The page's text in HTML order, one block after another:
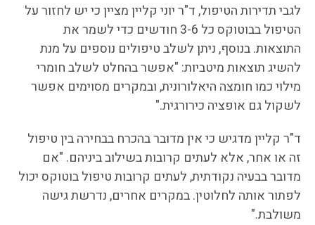
לגבי תדירות הטיפול, ד"ר יוני קליין מציין כי יש לחזור על
הטיפול בבוטוקס כל 3-6 חודשים כדי לשמר את
התוצאות. בנוסף, ניתן לשלב טיפולים נוספים על מנת
להשיג תוצאות מיטביות: "אפשר בהחלט לשלב חומרי
מילוי כמו חומצה היאלורונית, ובמקרים מסוימים אפשר
לשקול גם אופציה כירורגית."
ד"ר קליין מדגיש כי אין מדובר בהכרח בבחירה בין טיפול
זה או אחר, אלא לעתים קרובות בשילוב ביניהם. "אם
מדובר בבעיה נקודתית, לעתים קרובות טיפול בוטוקס יכול
לפתור אותה לחלוטין. במקרים אחרים, נדרשת גישה
משולבת."